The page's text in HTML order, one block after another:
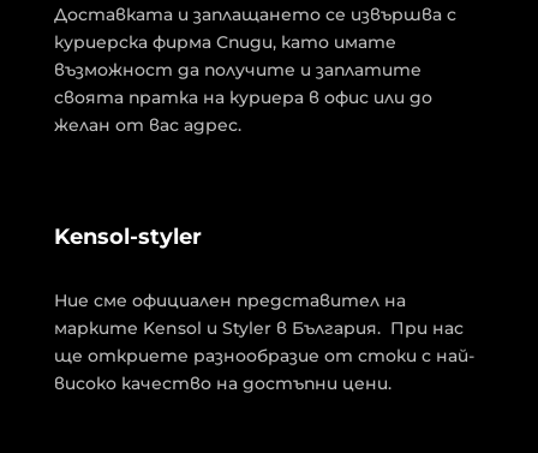
Доставката и заплащането се извършва с
куриерска фирма Спиди, като имате
възможност да получите и заплатите
своята пратка на куриера в офис или до
желан от вас адрес.
Kensol-styler
Ние сме официален представител на
марките Kensol и Styler в България. При нас
ще откриете разнообразие от стоки с най-
високо качество на достъпни цени.